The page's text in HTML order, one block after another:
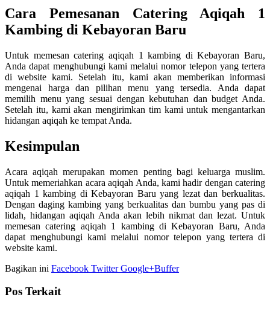
Cara Pemesanan Catering Aqiqah 1
Kambing di Kebayoran Baru
Untuk memesan catering aqiqah 1 kambing di Kebayoran Baru,
Anda dapat menghubungi kami melalui nomor telepon yang tertera
di website kami. Setelah itu, kami akan memberikan informasi
mengenai harga dan pilihan menu yang tersedia. Anda dapat
memilih menu yang sesuai dengan kebutuhan dan budget Anda.
Setelah itu, kami akan mengirimkan tim kami untuk mengantarkan
hidangan aqiqah ke tempat Anda.
Kesimpulan
Acara aqiqah merupakan momen penting bagi keluarga muslim.
Untuk memeriahkan acara aqiqah Anda, kami hadir dengan catering
aqiqah 1 kambing di Kebayoran Baru yang lezat dan berkualitas.
Dengan daging kambing yang berkualitas dan bumbu yang pas di
lidah, hidangan aqiqah Anda akan lebih nikmat dan lezat. Untuk
memesan catering aqiqah 1 kambing di Kebayoran Baru, Anda
dapat menghubungi kami melalui nomor telepon yang tertera di
website kami.
Bagikan ini Facebook TwitterGoogle+Buffer
Pos Terkait